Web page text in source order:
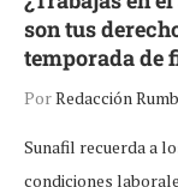
son tus
temporada de
PorRedacción
Sunafil recuerda a
condiciones